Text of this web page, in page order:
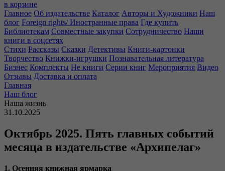
в корзине
Главное Об издательстве Каталог Авторы и Художники Наш
блог Foreign rights/ Иностранные права Где купить
Библиотекам Совместные закупки Сотрудничество Наши
книги в соцсетях
Стихи Рассказы Сказки Детективы Книги-картонки
Творчество Книжки-игрушки Познавательная литература
Бизнес Комплекты Не книги Серии книг Мероприятия Видео
Отзывы Доставка и оплата
Главная
Наш блог
Наша жизнь
31.10.2025
Октябрь 2025. Пять главных событий
месяца в издательстве «Архипелаг»
1. Осенняя книжная ярмарка